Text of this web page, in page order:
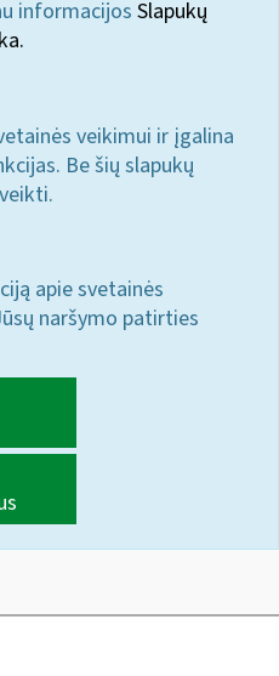
informacijos Slapukų
veikimui ir įgalina
Be šių slapukų
apie svetainės
naršymo patirties